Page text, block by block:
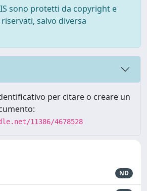
sono protetti da copyright e
salvo diversa
per citare o creare un
11386/4678528
ND